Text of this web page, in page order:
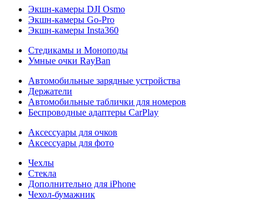
Экшн-камеры DJI Osmo
Экшн-камеры Go-Pro
Экшн-камеры Insta360
Стедикамы и Моноподы
Умные очки RayBan
Автомобильные зарядные устройства
Держатели
Автомобильные таблички для номеров
Беспроводные адаптеры CarPlay
Аксессуары для очков
Аксессуары для фото
Чехлы
Стекла
Дополнительно для iPhone
Чехол-бумажник